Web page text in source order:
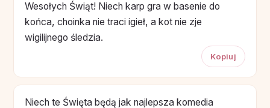
Wesołych Świąt! Niech karp gra w basenie do
końca, choinka nie traci igieł, a kot nie zje
wigilijnego śledzia.
Kopiuj
Niech te Święta będą jak najlepsza komedia